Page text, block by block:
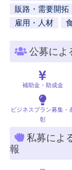
販路・需要開拓
雇用・人材
公募によ
補助金・助成金
ビジネスプラン募集・
彰
私募によ
報